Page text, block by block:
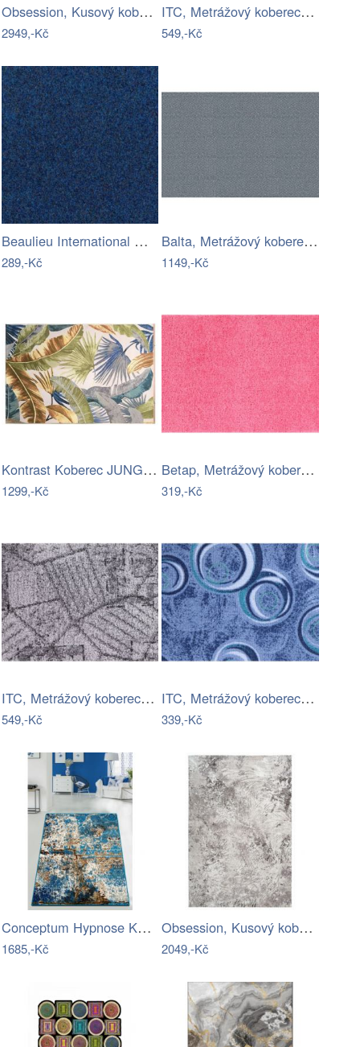
Obsession, Kusový koberec Laos 454…
2949,-Kč
ITC, Metrážový koberec Bossanova 39, na…
549,-Kč
Beaulieu International Group, Metrážový…
289,-Kč
Balta, Metrážový koberec Fortesse SDE…
1149,-Kč
Kontrast Koberec JUNGLE VIII 120x170 cm…
1299,-Kč
Betap, Metrážový koberec Dynasty 11, na…
319,-Kč
ITC, Metrážový koberec Bossanova 95, na…
549,-Kč
ITC, Metrážový koberec Drops 74, na…
339,-Kč
Conceptum Hypnose Koberec Be Lost…
1685,-Kč
Obsession, Kusový koberec Opal 914…
2049,-Kč